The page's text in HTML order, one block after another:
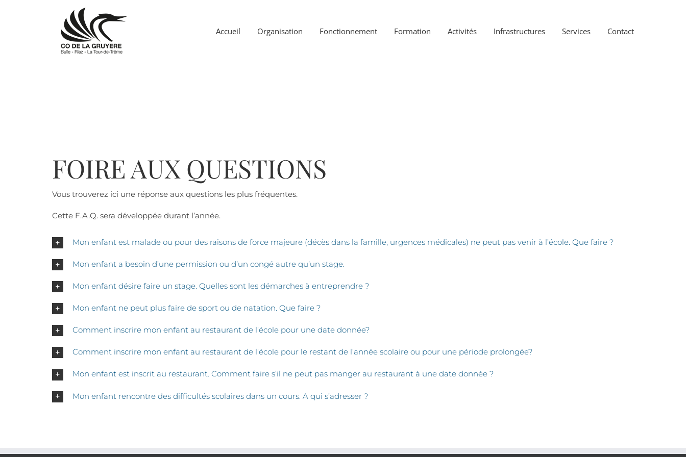
Accueil Organisation Fonctionnement Formation Activités Infrastructures Services Contact
FOIRE AUX QUESTIONS
Vous trouverez ici une réponse aux questions les plus fréquentes.
Cette F.A.Q. sera développée durant l’année.
Mon enfant est malade ou pour des raisons de force majeure (décès dans la famille, urgences médicales) ne peut pas venir à l’école. Que faire ?
Mon enfant a besoin d’une permission ou d’un congé autre qu’un stage.
Mon enfant désire faire un stage. Quelles sont les démarches à entreprendre ?
Mon enfant ne peut plus faire de sport ou de natation. Que faire ?
Comment inscrire mon enfant au restaurant de l’école pour une date donnée?
Comment inscrire mon enfant au restaurant de l’école pour le restant de l’année scolaire ou pour une période prolongée?
Mon enfant est inscrit au restaurant. Comment faire s’il ne peut pas manger au restaurant à une date donnée ?
Mon enfant rencontre des difficultés scolaires dans un cours. A qui s’adresser ?